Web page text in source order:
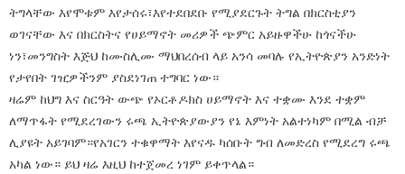
ትግላቸው እየሞቱም እየታሰሩ፣እየተደበደቡ የሚያደርጉት ትግል በክርስቲያን
ወገናቸው እና በክርስትና የሀይማኖት መሪዎች ጭምር አይዙዋችሁ ከጎናችሁ
ነን፣መንግስት እጅህ ከሙስሊሙ ማህበረሰብ ላይ አንሳ መባሉ የኢትዮጵያን አንድነት
የታየበት ገዢዎችንም ያስደነገጠ ተግባር ነው።
ዛሬም ከህግ እና ስርዓት ውጭ የኦርቶዶክስ ሀይማኖት እና ተቋሙ እንደ ተቋም
ለማጥፋት የሚደረገውን ሩጫ ኢትዮጵያውያን የኔ እምነት አልተነካም በሚል ብቻ
ሊያዩት አይገባም።የአገርን ተቁዋማት እየናዱ ካሰቡት ግብ ለመድረስ የሚደረግ ሩጫ
አካል ነው። ይህ ዛሬ እዚህ ከተጀመረ ነገም ይቀጥላል።